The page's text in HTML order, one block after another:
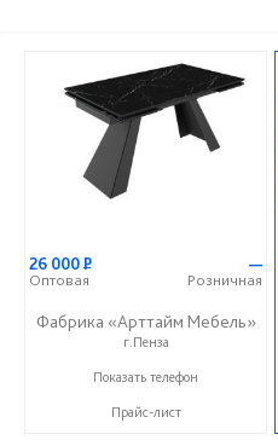
26 000Р
Оптовая
—
Розничная
Фабрика «Арттайм Мебель»
г.Пенза
+7 (800) 201-23-49
Показать телефон
Прайс-лист